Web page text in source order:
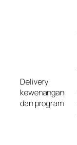
Delivery
kewenangan
dan program